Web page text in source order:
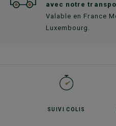
avec notre
Valable en France
Luxembourg.
SUIVICOLIS